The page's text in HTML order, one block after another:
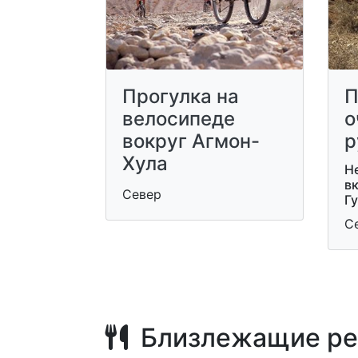
Прогулка на
велосипеде
вокруг Агмон-
Хула
Север
Близлежащие